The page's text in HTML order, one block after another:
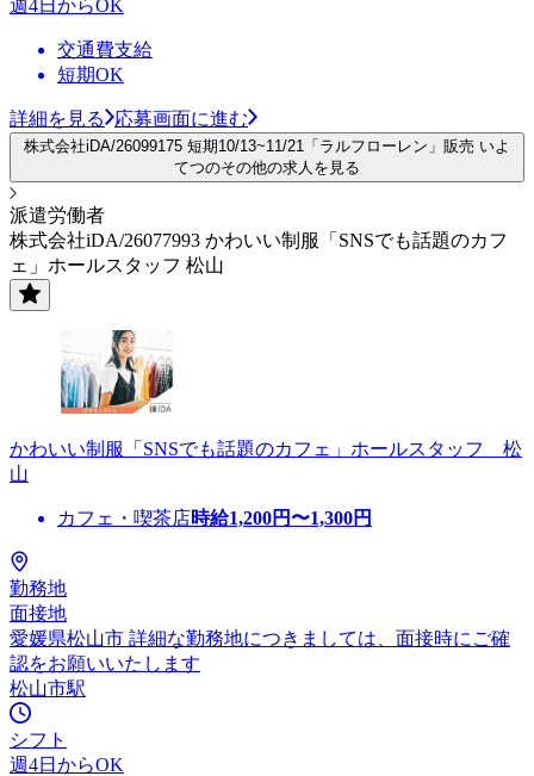
週4日からOK
交通費支給
短期OK
詳細を見る 応募画面に進む
株式会社iDA/26099175 短期10/13~11/21「ラルフローレン」販売 いよ
てつのその他の求人を見る
派遣労働者
株式会社iDA/26077993 かわいい制服「SNSでも話題のカフ
ェ」ホールスタッフ 松山
かわいい制服「SNSでも話題のカフェ」ホールスタッフ 松
山
カフェ・喫茶店時給1,200円〜1,300円
勤務地
面接地
愛媛県松山市 詳細な勤務地につきましては、面接時にご確
認をお願いいたします
松山市駅
シフト
週4日からOK